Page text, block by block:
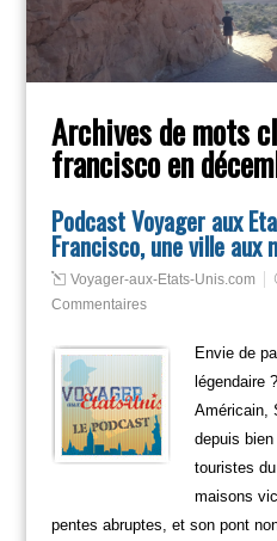
Archives de mots
francisco en
Podcast Voyager aux
Francisco, une ville aux
Voyager-aux-Etats-Unis.com
Commentaires
Envie de
légendaire
Américain,
depuis
touristes
maisons
pentes abruptes, et son pont